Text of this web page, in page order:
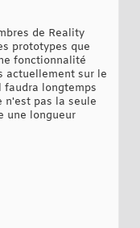
de Reality
prototypes que
fonctionnalité
actuellement sur le
faudra longtemps
n'est pas la seule
une longueur